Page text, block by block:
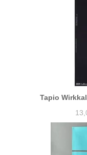
Tapio